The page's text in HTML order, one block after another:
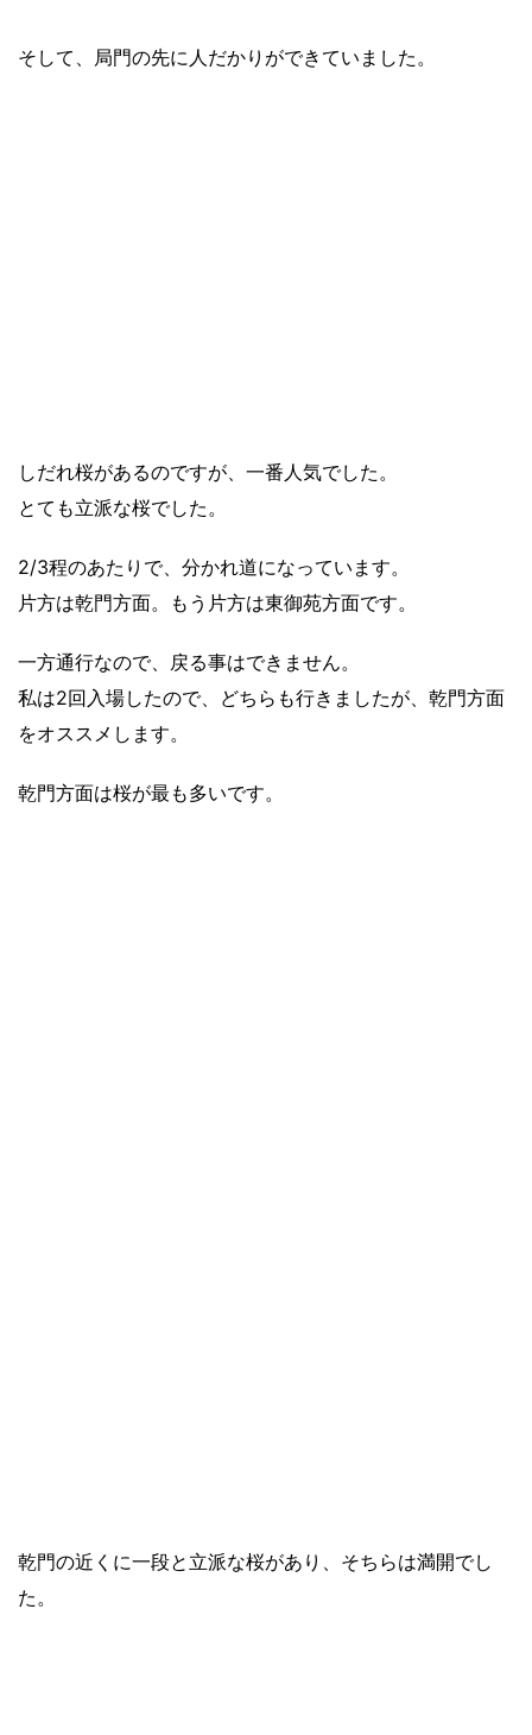
そして、局門の先に人だかりができていました。
しだれ桜があるのですが、一番人気でした。
とても立派な桜でした。
2/3程のあたりで、分かれ道になっています。
片方は乾門方面。もう片方は東御苑方面です。
一方通行なので、戻る事はできません。
私は2回入場したので、どちらも行きましたが、乾門方面
をオススメします。
乾門方面は桜が最も多いです。
乾門の近くに一段と立派な桜があり、そちらは満開でし
た。